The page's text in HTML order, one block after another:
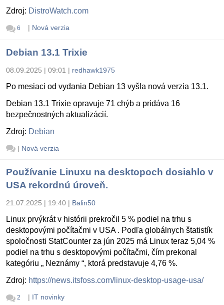
Zdroj: DistroWatch.com
6 | Nová verzia
Debian 13.1 Trixie
08.09.2025 | 09:01 | redhawk1975
Po mesiaci od vydania Debian 13 vyšla nová verzia 13.1.
Debian 13.1 Trixie opravuje 71 chýb a pridáva 16
bezpečnostných aktualizácií.
Zdroj: Debian
| Nová verzia
Používanie Linuxu na desktopoch dosiahlo v
USA rekordnú úroveň.
21.07.2025 | 19:40 | Balin50
Linux prvýkrát v histórii prekročil 5 % podiel na trhu s
desktopovými počítačmi v USA . Podľa globálnych štatistík
spoločnosti StatCounter za jún 2025 má Linux teraz 5,04 %
podiel na trhu s desktopovými počítačmi, čím prekonal
kategóriu „ Neznámy “, ktorá predstavuje 4,76 %.
Zdroj: https://news.itsfoss.com/linux-desktop-usage-usa/
2 | IT novinky